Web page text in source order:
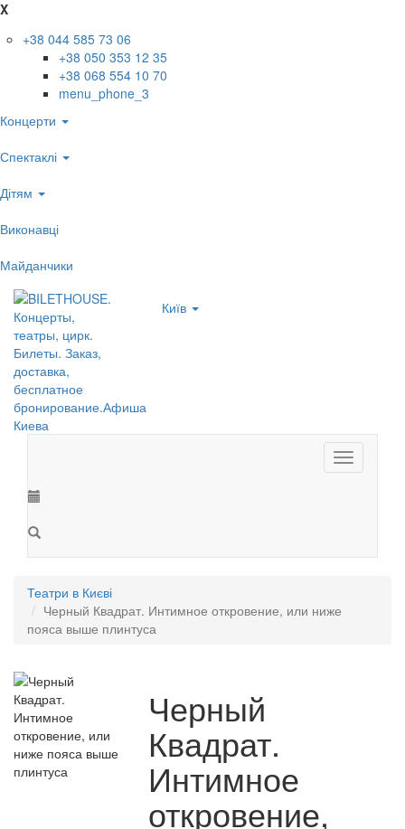
X
+38 044 585 73 06
+38 050 353 12 35
+38 068 554 10 70
menu_phone_3
Концерти
Спектаклі
Дітям
Виконавці
Майданчики
Київ
Toggle
navigation
Театри в Києві
Черный Квадрат. Интимное откровение, или ниже
пояса выше плинтуса
Черный
Квадрат.
Интимное
откровение,